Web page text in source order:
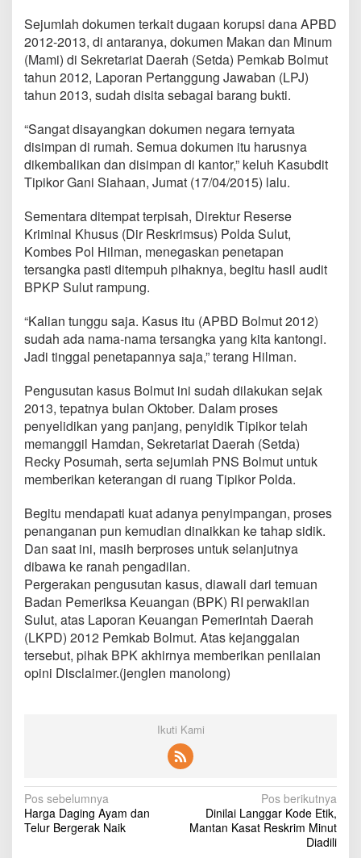
Sejumlah dokumen terkait dugaan korupsi dana APBD
2012-2013, di antaranya, dokumen Makan dan Minum
(Mami) di Sekretariat Daerah (Setda) Pemkab Bolmut
tahun 2012, Laporan Pertanggung Jawaban (LPJ)
tahun 2013, sudah disita sebagai barang bukti.
“Sangat disayangkan dokumen negara ternyata
disimpan di rumah. Semua dokumen itu harusnya
dikembalikan dan disimpan di kantor,” keluh Kasubdit
Tipikor Gani Siahaan, Jumat (17/04/2015) lalu.
Sementara ditempat terpisah, Direktur Reserse
Kriminal Khusus (Dir Reskrimsus) Polda Sulut,
Kombes Pol Hilman, menegaskan penetapan
tersangka pasti ditempuh pihaknya, begitu hasil audit
BPKP Sulut rampung.
“Kalian tunggu saja. Kasus itu (APBD Bolmut 2012)
sudah ada nama-nama tersangka yang kita kantongi.
Jadi tinggal penetapannya saja,” terang Hilman.
Pengusutan kasus Bolmut ini sudah dilakukan sejak
2013, tepatnya bulan Oktober. Dalam proses
penyelidikan yang panjang, penyidik Tipikor telah
memanggil Hamdan, Sekretariat Daerah (Setda)
Recky Posumah, serta sejumlah PNS Bolmut untuk
memberikan keterangan di ruang Tipikor Polda.
Begitu mendapati kuat adanya penyimpangan, proses
penanganan pun kemudian dinaikkan ke tahap sidik.
Dan saat ini, masih berproses untuk selanjutnya
dibawa ke ranah pengadilan.
Pergerakan pengusutan kasus, diawali dari temuan
Badan Pemeriksa Keuangan (BPK) RI perwakilan
Sulut, atas Laporan Keuangan Pemerintah Daerah
(LKPD) 2012 Pemkab Bolmut. Atas kejanggalan
tersebut, pihak BPK akhirnya memberikan penilaian
opini Disclaimer.(jenglen manolong)
Ikuti Kami
N
a
Pos sebelumnya
Harga Daging Ayam dan
Telur Bergerak Naik
Pos berikutnya
Dinilai Langgar Kode Etik,
Mantan Kasat Reskrim Minut
Diadili